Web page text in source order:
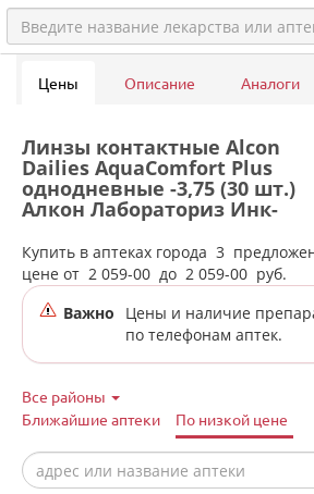
Цены Описание Аналоги
Линзы контактные Alcon
Dailies AquaComfort Plus
однодневные -3,75 (30 шт.)
Алкон Лабораториз Инк-
Сингапур/США в аптеках
города Сухого Лога
Купить в аптеках города 3
цене от 2 059-00 до 2 059-00 руб.
Важно
Цены и наличие
по телефонам аптек.
Все районы
Ближайшие аптеки
По низкой цене